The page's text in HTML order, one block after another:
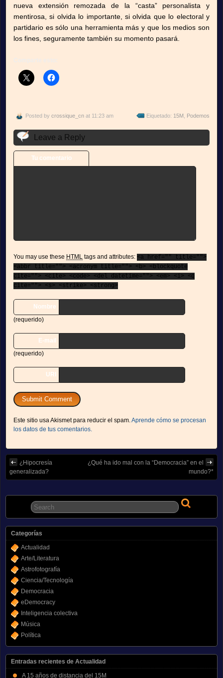
nueva extensión remozada de la “casta” personalista y
mentirosa, si olvida lo importante, si olvida que lo electoral y
partidario es sólo una herramienta más y que los medios son
los fines, seguramente también su momento pasará.
Posted by crossique_cn at 11:23 am Eiquetado: 15M Podemos
Leave a Reply
Tu comentario
You may use these HTML tags and attributes: <a href="" title="">
<abbr title=""> <acronym title=""> <b> <blockquote
cite=""> <cite> <code> <del datetime=""> <em> <i> <q
cite=""> <s> <strike> <strong>
Nombre
(requerido)
E-mail
(requerido)
URI
Este sitio usa Akismet para reducir el spam.Aprende cómo se procesan
los datos de tus comentarios.
¿Hipocresía
generalizada?
¿Qué ha ido mal con la “Democracia” en el
mundo?*
Categorías
Actualidad
Arte/Literatura
Astrofotografía
Ciencia/Tecnología
Democracia
eDemocracy
Inteligencia colectiva
Música
Política
Entradas recientes de Actualidad
A 15 años de distancia del 15M